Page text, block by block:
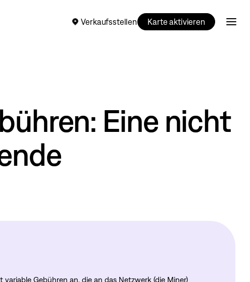
Verkaufsstellen Karte aktivieren
Eine nicht
Gebühren an, die an das Netzwerk (die Miner)